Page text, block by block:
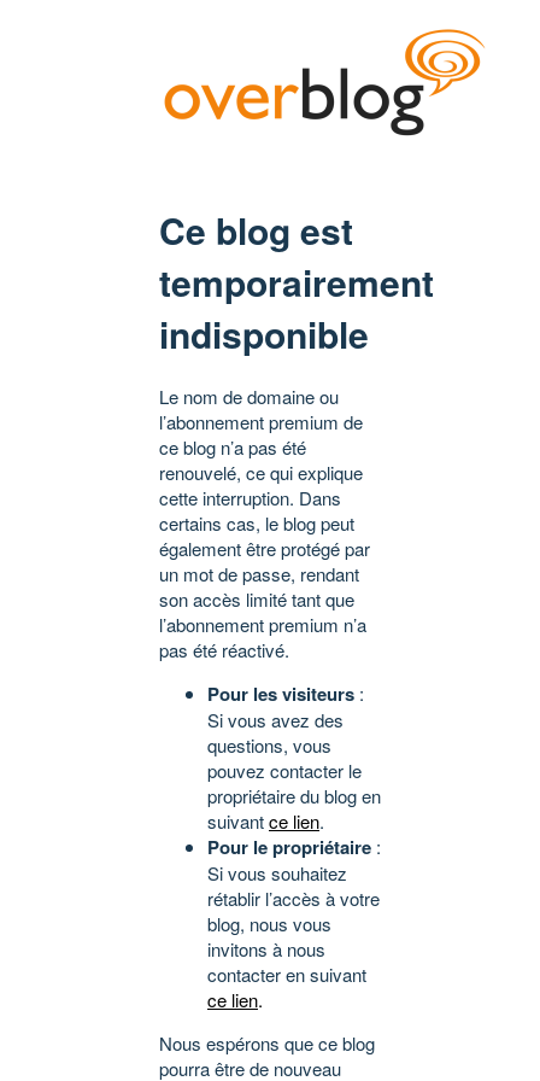
Ce blog est
temporairement
indisponible
Le nom de domaine ou
l’abonnement premium de
ce blog n’a pas été
renouvelé, ce qui explique
cette interruption. Dans
certains cas, le blog peut
également être protégé par
un mot de passe, rendant
son accès limité tant que
l’abonnement premium n’a
pas été réactivé.
Pour les visiteurs :
Si vous avez des
questions, vous
pouvez contacter le
propriétaire du blog en
suivantce lien.
Pour le propriétaire :
Si vous souhaitez
rétablir l’accès à votre
blog, nous vous
invitons à nous
contacter en suivant
ce lien.
Nous espérons que ce blog
pourra être de nouveau